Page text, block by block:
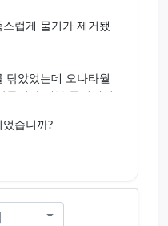
럽게 물기가 제거됐
닦았었는데 오나타월
들어가 내부 물기제거
습니까?